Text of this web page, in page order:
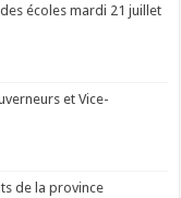
écoles mardi 21 juillet
et Vice-
de la province